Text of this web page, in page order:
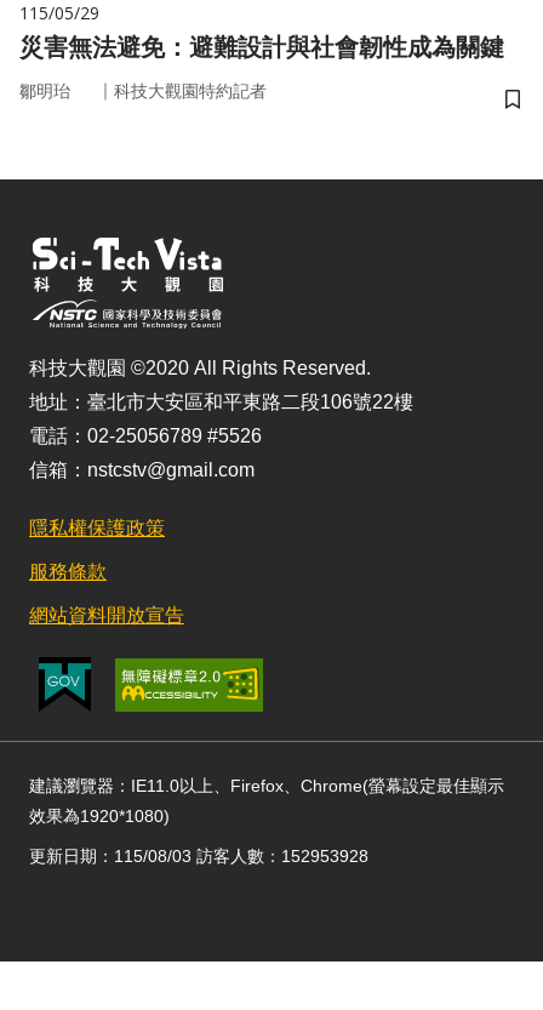
115/05/29
災害無法避免：避難設計與社會韌性成為關鍵
鄒明珆 ｜ 科技大觀園特約記者
儲
科技大觀園 ©2020 All Rights Reserved.
地址：臺北市大安區和平東路二段106號22樓
電話：02-25056789 #5526
信箱：nstcstv@gmail.com
隱私權保護政策
服務條款
網站資料開放宣告
建議瀏覽器：IE11.0以上、Firefox、Chrome(螢幕設定最佳顯示
效果為1920*1080)
更新日期：115/08/03 訪客人數：152953928